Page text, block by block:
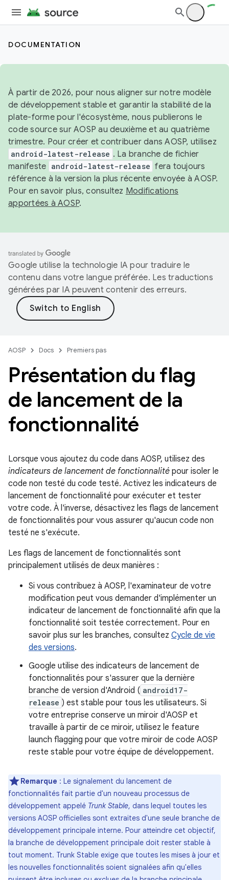
DOCUMENTATION
À partir de 2026, pour nous aligner sur notre modèle
de développement stable et garantir la stabilité de la
plate-forme pour l'écosystème, nous publierons le
code source sur AOSP au deuxième et au quatrième
trimestre. Pour créer et contribuer dans AOSP, utilisez
android-latest-release . La branche de fichier
manifeste android-latest-release fera toujours
référence à la version la plus récente envoyée à AOSP.
Pour en savoir plus, consultez Modifications
apportées à AOSP.
Google utilise la technologie IA pour traduire le
contenu dans votre langue préférée. Les traductions
générées par IA peuvent contenir des erreurs.
AOSP Docs Premiers pas
Présentation du flag
de lancement de la
fonctionnalité
Lorsque vous ajoutez du code dans AOSP, utilisez des
indicateurs de lancement de fonctionnalité pour isoler le
code non testé du code testé. Activez les indicateurs de
lancement de fonctionnalité pour exécuter et tester
votre code. À l'inverse, désactivez les flags de lancement
de fonctionnalités pour vous assurer qu'aucun code non
testé ne s'exécute.
Les flags de lancement de fonctionnalités sont
principalement utilisés de deux manières :
Si vous contribuez à AOSP, l'examinateur de votre
modification peut vous demander d'implémenter un
indicateur de lancement de fonctionnalité afin que la
fonctionnalité soit testée correctement. Pour en
savoir plus sur les branches, consultez Cycle de vie
des versions.
Google utilise des indicateurs de lancement de
fonctionnalités pour s'assurer que la dernière
branche de version d'Android ( android17-
release ) est stable pour tous les utilisateurs. Si
votre entreprise conserve un miroir d'AOSP et
travaille à partir de ce miroir, utilisez le feature
launch flagging pour que votre miroir de code AOSP
reste stable pour votre équipe de développement.
Remarque : Le signalement du lancement de
fonctionnalités fait partie d'un nouveau processus de
développement appelé Trunk Stable, dans lequel toutes les
versions AOSP officielles sont extraites d'une seule branche de
développement principale interne. Pour atteindre cet objectif,
la branche de développement principale doit rester stable à
tout moment. Trunk Stable exige que toutes les mises à jour et
les nouvelles fonctionnalités soient signalées afin qu'elles